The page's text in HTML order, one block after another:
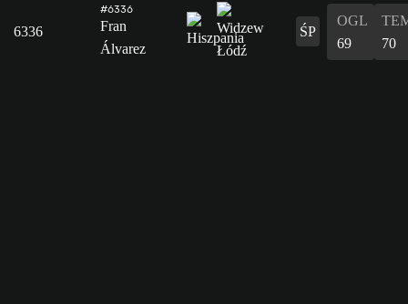
6336
#6336
Fran
Álvarez
ŚP
OGL
69
70